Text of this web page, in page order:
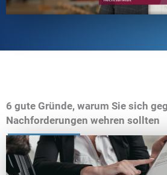
6 gute Gründe, warum Sie sich
Nachforderungen wehren sollten